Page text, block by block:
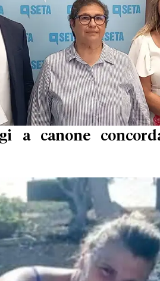
a canone